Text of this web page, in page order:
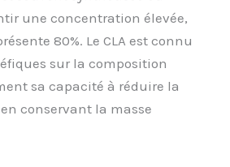
une concentration élevée,
80%. Le CLA est connu
sur la composition
sa capacité à réduire la
conservant la masse